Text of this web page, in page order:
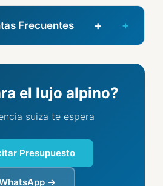
Frecuentes +
el lujo alpino?
suiza te espera
Presupuesto
→